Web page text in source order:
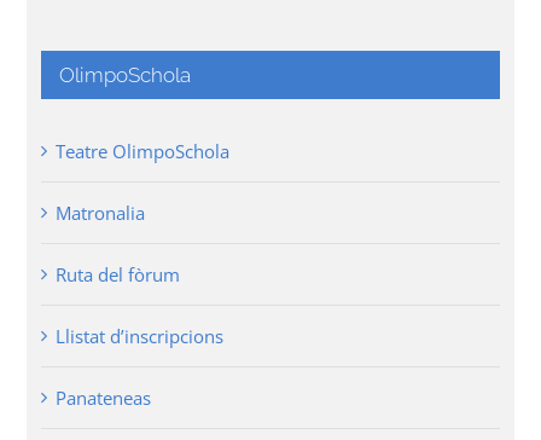
OlimpoSchola
Teatre OlimpoSchola
Matronalia
Ruta del fòrum
Llistat d’inscripcions
Panateneas